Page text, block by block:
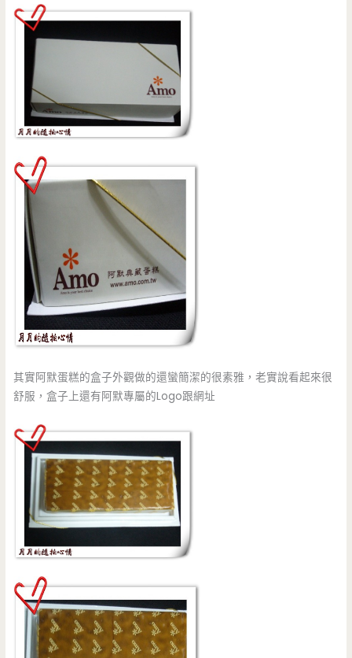
其實阿默蛋糕的盒子外觀做的還蠻簡潔的很素雅，老實說看起來很
舒服，盒子上還有阿默專屬的Logo跟網址